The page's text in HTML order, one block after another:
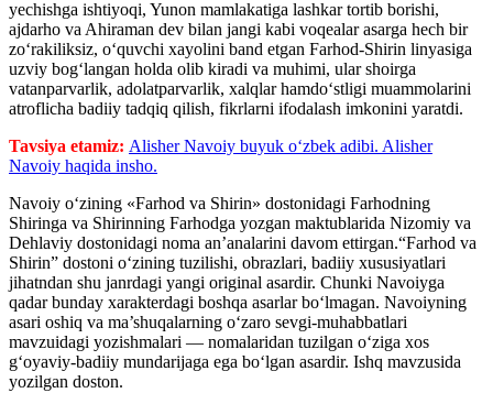
yechishga ishtiyoqi, Yunon mamlakatiga lashkar tortib borishi,
ajdarho va Ahiraman dev bilan jangi kabi voqealar asarga hech bir
zo‘rakiliksiz, o‘quvchi xayolini band etgan Farhod-Shirin linyasiga
uzviy bog‘langan holda olib kiradi va muhimi, ular shoirga
vatanparvarlik, adolatparvarlik, xalqlar hamdo‘stligi muammolarini
atroflicha badiiy tadqiq qilish, fikrlarni ifodalash imkonini yaratdi.
Tavsiya etamiz: Alisher Navoiy buyuk o‘zbek adibi. Alisher
Navoiy haqida insho.
Navoiy o‘zining «Farhod va Shirin» dostonidagi Farhodning
Shiringa va Shirinning Farhodga yozgan maktublarida Nizomiy va
Dehlaviy dostonidagi noma an’analarini davom ettirgan.“Farhod va
Shirin” dostoni o‘zining tuzilishi, obrazlari, badiiy xususiyatlari
jihatndan shu janrdagi yangi original asardir. Chunki Navoiyga
qadar bunday xarakterdagi boshqa asarlar bo‘lmagan. Navoiyning
asari oshiq va ma’shuqalarning o‘zaro sevgi-muhabbatlari
mavzuidagi yozishmalari — nomalaridan tuzilgan o‘ziga xos
g‘oyaviy-badiiy mundarijaga ega bo‘lgan asardir. Ishq mavzusida
yozilgan doston.